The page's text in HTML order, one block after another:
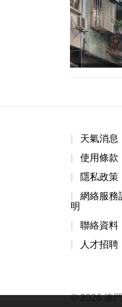
天氣消息
使用條款
隱私政策
網絡服務
明
聯絡資料
人才招聘
© 2026 澳